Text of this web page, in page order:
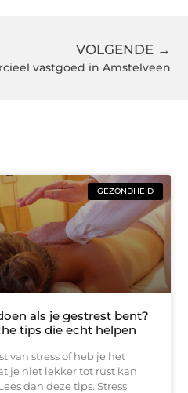
VOLGENDE →
vastgoed in Amstelveen
GEZONDHEID
als je gestrest bent?
tips die echt helpen
van stress of heb je het
je niet lekker tot rust kan
dan deze tips. Stress